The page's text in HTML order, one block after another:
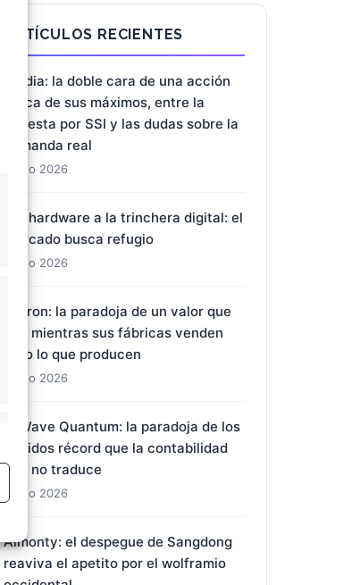
ARTÍCULOS RECIENTES
Nvidia: la doble cara de una acción
cerca de sus máximos, entre la
demanda real
7 Ago 2026
mercado busca refugio
7 Ago 2026
Micron: la paradoja de un valor que
todo lo que producen
7 Ago 2026
D-Wave Quantum: la paradoja de los
aún no traduce
7 Ago 2026